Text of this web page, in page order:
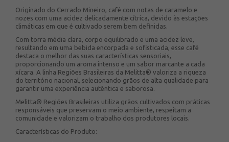
Originado do Cerrado Mineiro, café com notas de caramelo e
nozes com uma acidez delicadamente cítrica, devido às estações
climáticas em que é cultivado serem bem definidas.
Com torra média clara, corpo equilibrado e uma acidez leve,
resultando em uma bebida encorpada e sofisticada, esse café
destaca o melhor das suas características sensoriais,
proporcionando um aroma intenso e um sabor marcante a cada
xícara. A linha Regiões Brasileiras da Melitta® valoriza a riqueza
do território nacional, selecionando grãos de alta qualidade para
garantir uma experiência autêntica e saborosa.
Melitta® Regiões Brasileiras utiliza grãos cultivados com práticas
responsáveis que preservam o meio ambiente, respeitam a
comunidade e valorizam o trabalho dos produtores locais.
Características do Produto: